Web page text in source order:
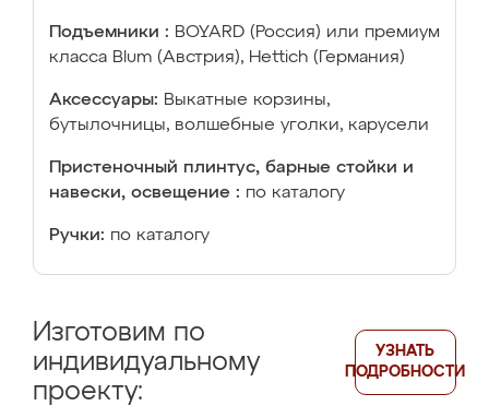
Подъемники : BOYARD (Россия) или премиум
класса Blum (Австрия), Hettich (Германия)
Аксессуары: Выкатные корзины,
бутылочницы, волшебные уголки, карусели
Пристеночный плинтус, барные стойки и
навески, освещение : по каталогу
Ручки: по каталогу
Изготовим по
индивидуальному
проекту:
УЗНАТЬ
ПОДРОБНОСТИ